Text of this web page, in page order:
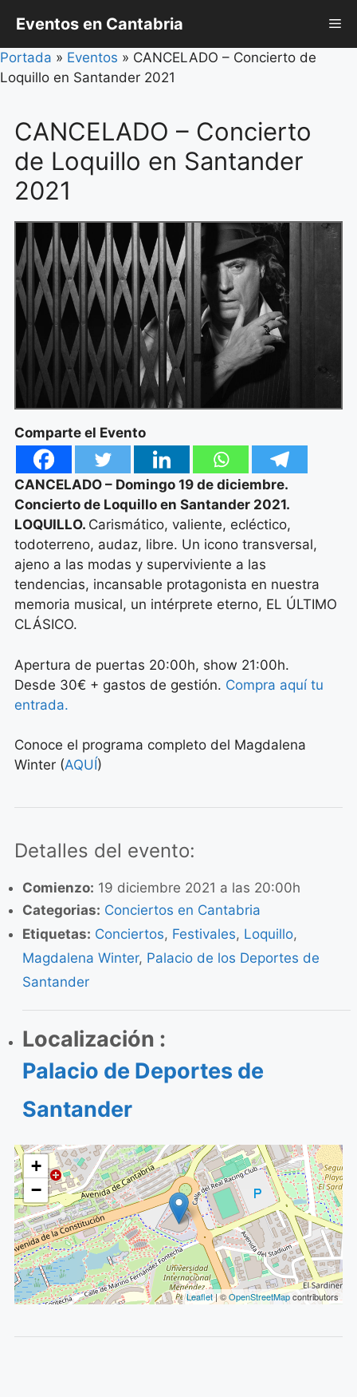
contenido
Eventos en Cantabria
Portada » Eventos » CANCELADO – Concierto de
Loquillo en Santander 2021
CANCELADO – Concierto
de Loquillo en Santander
2021
Comparte el Evento
CANCELADO – Domingo 19 de diciembre.
Concierto de Loquillo en Santander 2021.
LOQUILLO. Carismático, valiente, ecléctico,
todoterreno, audaz, libre. Un icono transversal,
ajeno a las modas y superviviente a las
tendencias, incansable protagonista en nuestra
memoria musical, un intérprete eterno, EL ÚLTIMO
CLÁSICO.
Apertura de puertas 20:00h, show 21:00h.
Desde 30€ + gastos de gestión. Compra aquí tu
entrada.
Conoce el programa completo del Magdalena
Winter (AQUÍ)
Detalles del evento:
Comienzo: 19 diciembre 2021 a las 20:00h
Categorias: Conciertos en Cantabria
Etiquetas: Conciertos, Festivales, Loquillo,
Magdalena Winter, Palacio de los Deportes de
Santander
Localización :
Palacio de Deportes de
Santander
+
−
Leaflet| ©OpenStreetMapcontributors